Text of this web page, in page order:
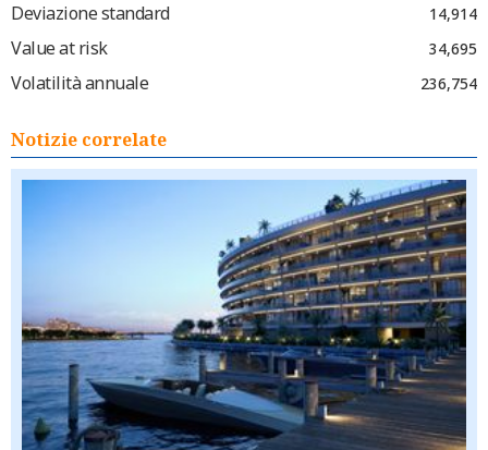
Deviazione standard 14,914
Value at risk 34,695
Volatilità annuale 236,754
Notizie correlate